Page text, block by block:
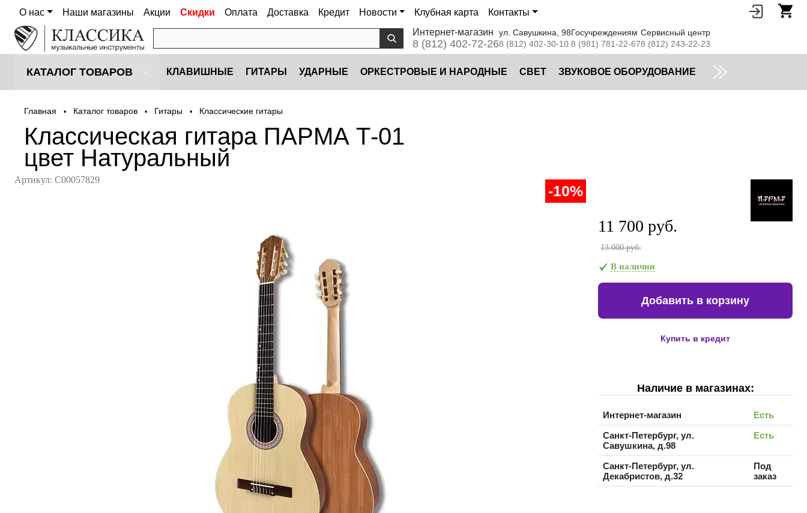
О нас Наши магазины Акции Скидки Оплата Доставка Кредит Новости Клубная карта
Контакты
Интернет-магазин
8 (812) 402-72-26
ул. Савушкина, 98
8 (812) 402-30-10
Госучреждениям
8 (981) 781-22-67
Сервисный центр
8 (812) 243-22-23
КАТАЛОГ ТОВАРОВ КЛАВИШНЫЕ ГИТАРЫ УДАРНЫЕ ОРКЕСТРОВЫЕ И НАРОДНЫЕ CВЕТ ЗВУКОВОЕ ОБОРУДОВАНИЕ
Главная • Каталог товаров • Гитары • Классические гитары
Классическая гитара ПАРМА Т-01
цвет Натуральный
Артикул: С00057829
-10%
11 700 руб.
13 000 руб.
В наличии
Добавить в корзину
Купить в кредит
Наличие в магазинах:
Интернет-магазин
Есть
Санкт-Петербург, ул.
Савушкина, д.98
Есть
Санкт-Петербург, ул.
Декабристов, д.32
Под
заказ